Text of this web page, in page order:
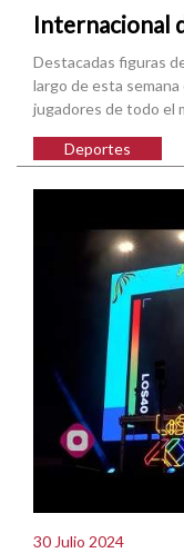
Internacional
Destacadas figuras
largo de esta
jugadores de todo el
Deportes
30 Julio 2024